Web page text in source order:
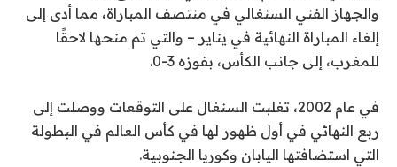
والجهاز الفني السنغالي في منتصف المباراة، مما أدى إلى
إلغاء المباراة النهائية في يناير – والتي تم منحها لاحقًا
للمغرب، إلى جانب الكأس، بفوزه 3-0.
في عام 2002، تغلبت السنغال على التوقعات ووصلت إلى
ربع النهائي في أول ظهور لها في كأس العالم في البطولة
التي استضافتها اليابان وكوريا الجنوبية.